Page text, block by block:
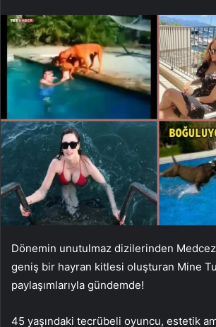
Dönemin unutulmaz dizilerinden
geniş bir hayran kitlesi oluşturan Mine
paylaşımlarıyla gündemde!
45 yaşındaki tecrübeli oyuncu, estetik